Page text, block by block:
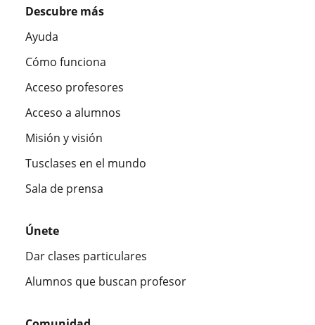
Descubre más
Ayuda
Cómo funciona
Acceso profesores
Acceso a alumnos
Misión y visión
Tusclases en el mundo
Sala de prensa
Únete
Dar clases particulares
Alumnos que buscan profesor